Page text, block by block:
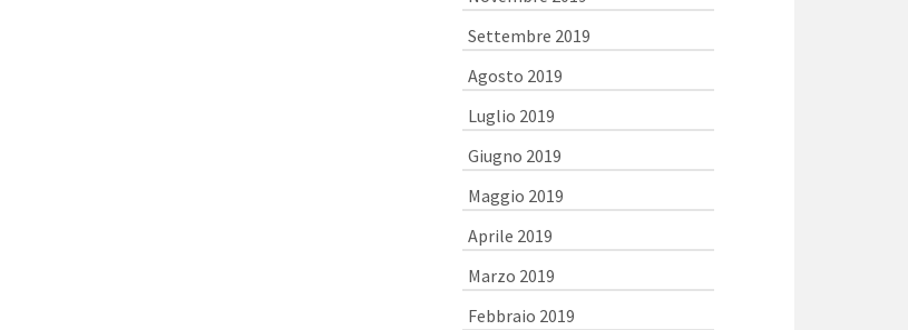
Settembre 2019
Agosto 2019
Luglio 2019
Giugno 2019
Maggio 2019
Aprile 2019
Marzo 2019
Febbraio 2019